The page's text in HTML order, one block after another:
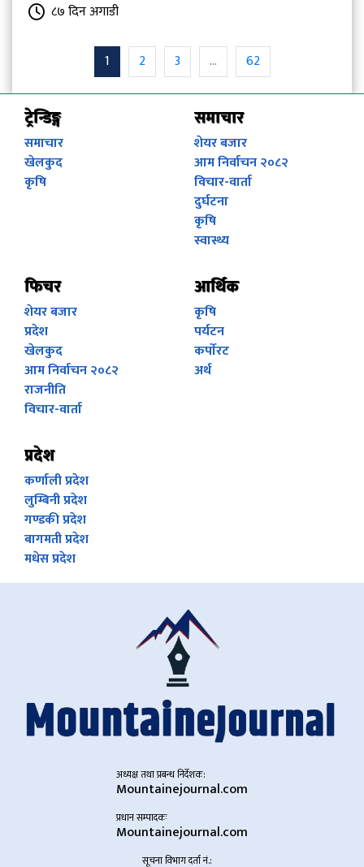
८७ दिन अगाडी
1 2 3 ... 62
ट्रेन्डिङ्ग
समाचार
खेलकुद
कृषि
समाचार
शेयर बजार
आम निर्वाचन २०८२
विचार-वार्ता
दुर्घटना
कृषि
स्वास्थ्य
फिचर
शेयर बजार
प्रदेश
खेलकुद
आम निर्वाचन २०८२
राजनीति
विचार-वार्ता
आर्थिक
कृषि
पर्यटन
कर्पाेरट
अर्थ
प्रदेश
कर्णाली प्रदेश
लुम्बिनी प्रदेश
गण्डकी प्रदेश
बागमती प्रदेश
मधेस प्रदेश
अध्यक्ष तथा प्रबन्ध निर्देशक:
Mountainejournal.com
प्रधान सम्पादकः
Mountainejournal.com
सूचना विभाग दर्ता नं.: